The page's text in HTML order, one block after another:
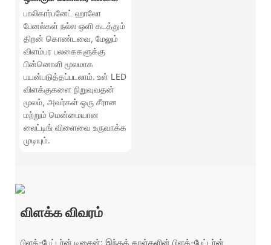
பாலிகார்பனேட் ஹாலோ
பேனல்கள் நல்ல ஒளி கடத்தும்
திறன் கொண்டவை, மேலும்
விளம்பர பலகைகளுக்கு
பின்னொளி மூலமாக
பயன்படுத்தப்படலாம். உள் LED
விளக்குகளை நிறுவுவதன்
மூலம், அவர்கள் ஒரு சீரான
மற்றும் மென்மையான
லைட்டிங் விளைவை உருவாக்க
முடியும்.
விளக்க விவரம்
பிளக்-பேட்டர்ன் டிசைன்: இந்தத் தாள்களின் பிளக்-பேட்டர்ன்